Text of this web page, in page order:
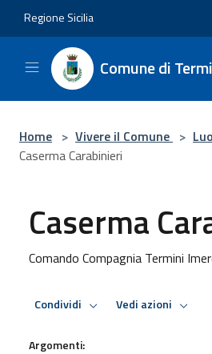
Regione Sicilia
Comune di
Home > Vivere il Comune >
Caserma Carabinieri
Caserma
Comando Compagnia Termini
Condividi Vedi azioni
Argomenti: